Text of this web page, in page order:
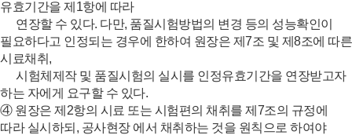
유효기간을 제1항에 따라
연장할 수 있다. 다만, 품질시험방법의 변경 등의 성능확인이
필요하다고 인정되는 경우에 한하여 원장은 제7조 및 제8조에 따른
시료채취,
시험체제작 및 품질시험의 실시를 인정유효기간을 연장받고자
하는 자에게 요구할 수 있다.
④ 원장은 제2항의 시료 또는 시험편의 채취를 제7조의 규정에
따라 실시하되, 공사현장 에서 채취하는 것을 원칙으로 하여야